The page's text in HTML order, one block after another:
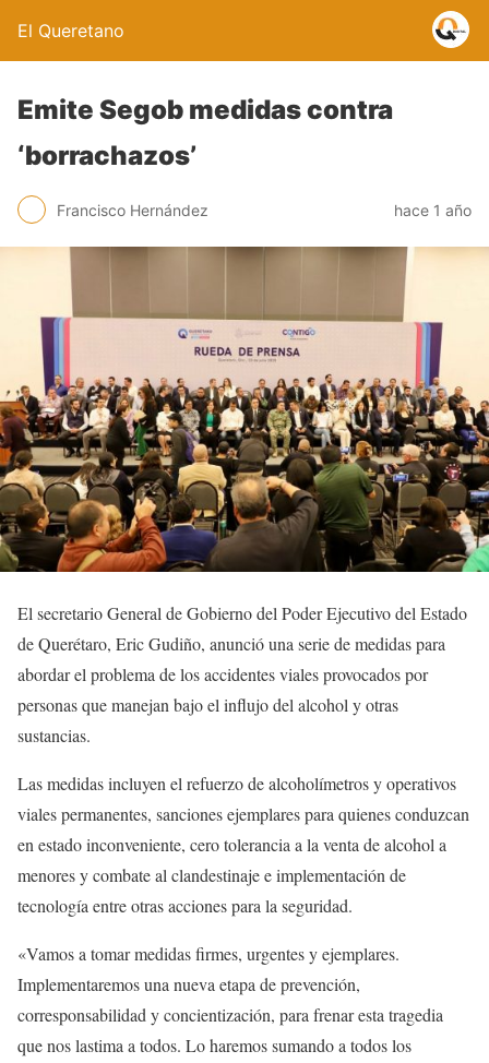
El Queretano
Emite Segob medidas contra
‘borrachazos’
Francisco Hernández hace 1 año
El secretario General de Gobierno del Poder Ejecutivo del Estado
de Querétaro, Eric Gudiño, anunció una serie de medidas para
abordar el problema de los accidentes viales provocados por
personas que manejan bajo el influjo del alcohol y otras
sustancias.
Las medidas incluyen el refuerzo de alcoholímetros y operativos
viales permanentes, sanciones ejemplares para quienes conduzcan
en estado inconveniente, cero tolerancia a la venta de alcohol a
menores y combate al clandestinaje e implementación de
tecnología entre otras acciones para la seguridad.
«Vamos a tomar medidas firmes, urgentes y ejemplares.
Implementaremos una nueva etapa de prevención,
corresponsabilidad y concientización, para frenar esta tragedia
que nos lastima a todos. Lo haremos sumando a todos los